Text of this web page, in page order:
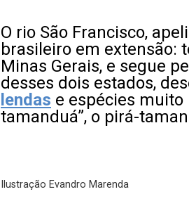
O rio São Francisco,
brasileiro em extensão:
Minas Gerais, e segue
desses dois estados,
lendas e espécies
tamanduá”, o pirá-
Ilustração Evandro Marenda